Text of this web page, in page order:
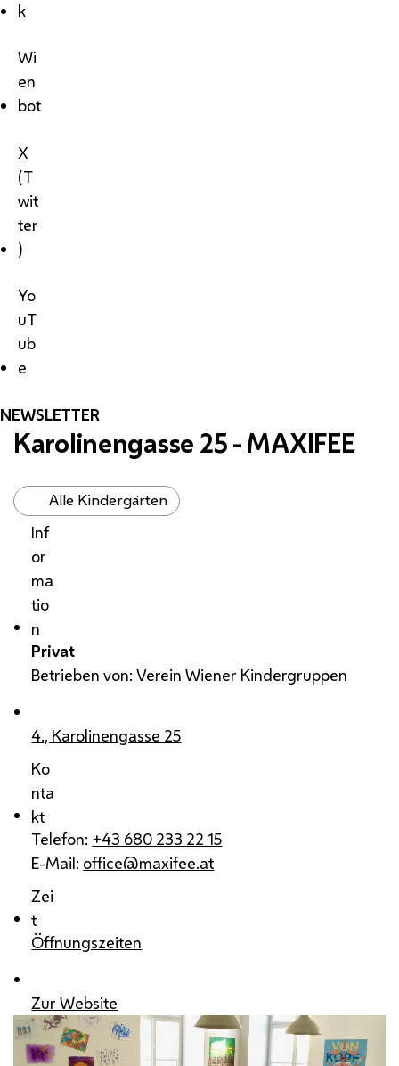
k
Wi
en
bot
X
(T
wit
ter
)
Yo
uT
ub
e
NEWSLETTER
Karolinengasse 25 - MAXIFEE
Alle Kindergärten
Inf
or
ma
tio
n
Privat
Betrieben von: Verein Wiener Kindergruppen
4., Karolinengasse 25
Ko
nta
kt
Telefon: +43 680 233 22 15
E-Mail: office@maxifee.at
Zei
t
Öffnungszeiten
Zur Website